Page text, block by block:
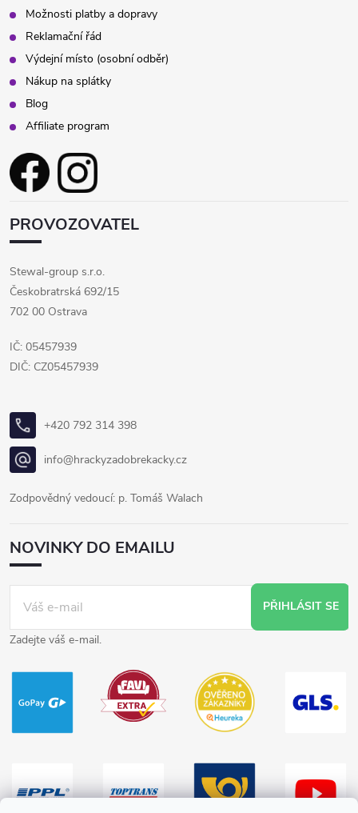
Možnosti platby a dopravy
Reklamační řád
Výdejní místo (osobní odběr)
Nákup na splátky
Blog
Affiliate program
PROVOZOVATEL
Stewal-group s.r.o.
Českobratrská 692/15
702 00 Ostrava
IČ: 05457939
DIČ: CZ05457939
+420 792 314 398
info@hrackyzadobrekacky.cz
Zodpovědný vedoucí: p. Tomáš Walach
NOVINKY DO EMAILU
PŘIHLÁSIT SE
Zadejte váš e-mail.